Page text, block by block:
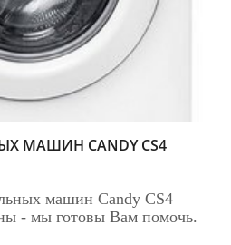
МАШИН CANDY CS4
машин Candy CS4
- мы готовы Вам помочь.